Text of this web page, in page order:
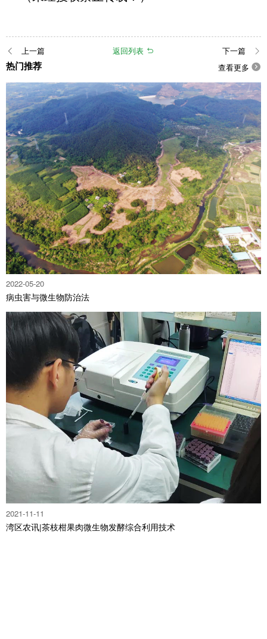
 上一篇 返回列表  下一篇 
热门推荐 查看更多 
2022-05-20
病虫害与微生物防治法
2021-11-11
湾区农讯|茶枝柑果肉微生物发酵综合利用技术